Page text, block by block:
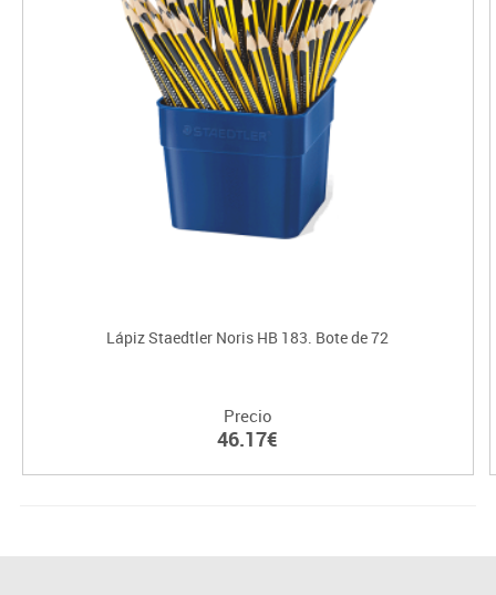
Lápiz Staedtler Noris HB 183. Bote de 72
Precio
46.17€